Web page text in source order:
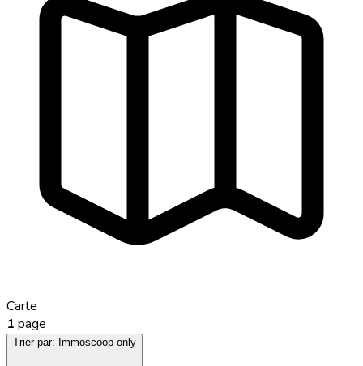
Carte
1 page
Trier par: Immoscoop only